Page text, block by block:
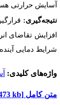
آسایش حرارتی
نتیجه‌گیری:
افزایش تقاضای
شرایط دمایی
واژه‌های کلیدی:
متن کامل [PDF 1473 kb]